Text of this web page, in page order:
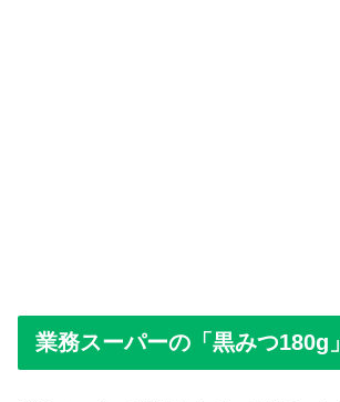
業務スーパーの「黒みつ180g」